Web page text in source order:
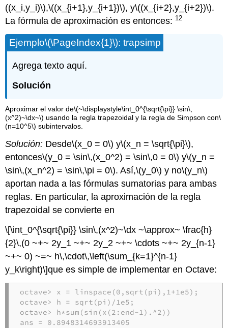
((x_i,y_i)\),\((x_{i+1},y_{i+1})\), y\((x_{i+2},y_{i+2})\).
La fórmula de aproximación es entonces: 12
Ejemplo\(\PageIndex{1}\): trapsimp
Agrega texto aquí.
Solución
Aproximar el valor de\(~\displaystyle\int_0^{\sqrt{\pi}} \sin\,
(x^2)~\dx~\) usando la regla trapezoidal y la regla de Simpson con\
(n=10^5\) subintervalos.
Solución: Desde\(x_0 = 0\) y\(x_n = \sqrt{\pi}\),
entonces\(y_0 = \sin\,(x_0^2) = \sin\,0 = 0\) y\(y_n =
\sin\,(x_n^2) = \sin\,\pi = 0\). Así,\(y_0\) y no\(y_n\)
aportan nada a las fórmulas sumatorias para ambas
reglas. En particular, la aproximación de la regla
trapezoidal se convierte en
\[\int_0^{\sqrt{\pi}} \sin\,(x^2)~\dx ~\approx~ \frac{h}
{2}\,(0 ~+~ 2y_1 ~+~ 2y_2 ~+~ \cdots ~+~ 2y_{n-1}
~+~ 0) ~=~ h\,\cdot\,\left(\sum_{k=1}^{n-1}
y_k\right)\]que es simple de implementar en Octave:
octave> x = linspace(0,sqrt(pi),1+1e5);
octave> h = sqrt(pi)/1e5;
octave> h*sum(sin(x(2:end-1).^2))
ans = 0.8948314693913405